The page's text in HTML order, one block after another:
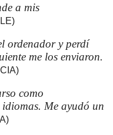
a mis
ordenador y perdí
me los enviaron.
como
Me ayudó un